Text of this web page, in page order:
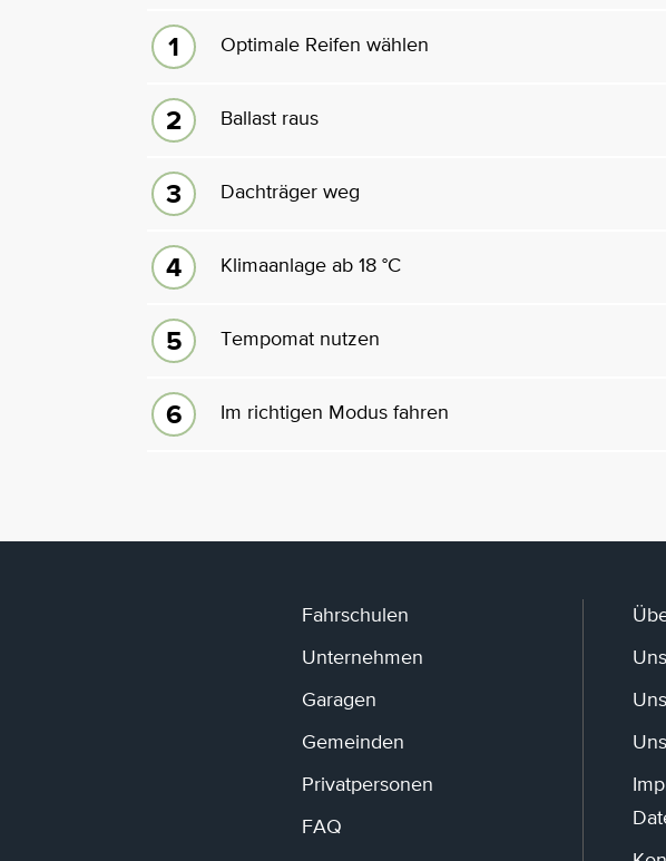
Optimale Reifen wählen
Ballast raus
Dachträger weg
Klimaanlage ab 18 °C
Tempomat nutzen
Im richtigen Modus fahren
Fahrschulen
Unternehmen
Garagen
Gemeinden
Privatpersonen
FAQ